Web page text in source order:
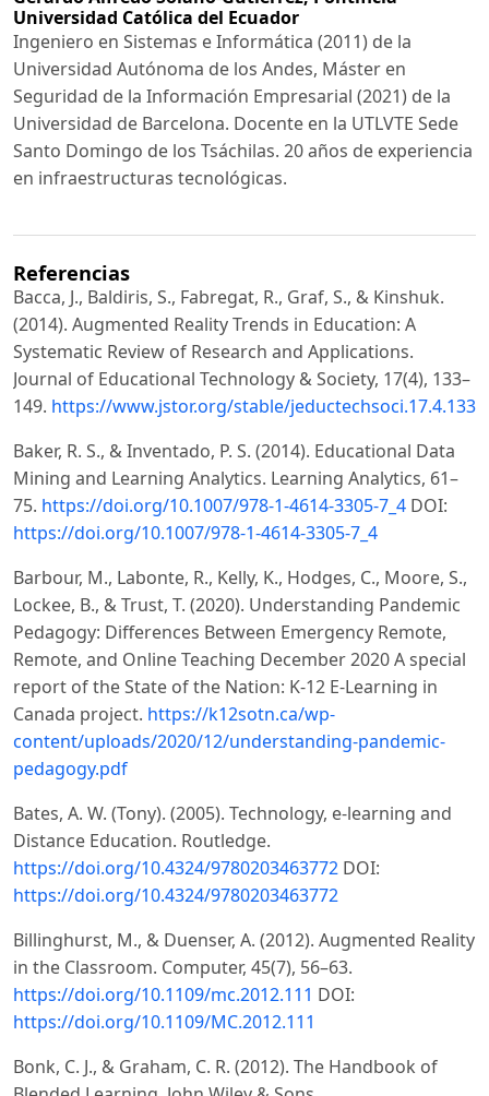
Universidad Católica del Ecuador
Ingeniero en Sistemas e Informática (2011) de la
Universidad Autónoma de los Andes, Máster en
Seguridad de la Información Empresarial (2021) de la
Universidad de Barcelona. Docente en la UTLVTE Sede
Santo Domingo de los Tsáchilas. 20 años de experiencia
en infraestructuras tecnológicas.
Referencias
Bacca, J., Baldiris, S., Fabregat, R., Graf, S., & Kinshuk.
(2014). Augmented Reality Trends in Education: A
Systematic Review of Research and Applications.
Journal of Educational Technology & Society, 17(4), 133–
149. https://www.jstor.org/stable/jeductechsoci.17.4.133
Baker, R. S., & Inventado, P. S. (2014). Educational Data
Mining and Learning Analytics. Learning Analytics, 61–
75. https://doi.org/10.1007/978-1-4614-3305-7_4 DOI:
https://doi.org/10.1007/978-1-4614-3305-7_4
Barbour, M., Labonte, R., Kelly, K., Hodges, C., Moore, S.,
Lockee, B., & Trust, T. (2020). Understanding Pandemic
Pedagogy: Differences Between Emergency Remote,
Remote, and Online Teaching December 2020 A special
report of the State of the Nation: K-12 E-Learning in
Canada project. https://k12sotn.ca/wp-
content/uploads/2020/12/understanding-pandemic-
pedagogy.pdf
Bates, A. W. (Tony). (2005). Technology, e-learning and
Distance Education. Routledge.
https://doi.org/10.4324/9780203463772 DOI:
https://doi.org/10.4324/9780203463772
Billinghurst, M., & Duenser, A. (2012). Augmented Reality
in the Classroom. Computer, 45(7), 56–63.
https://doi.org/10.1109/mc.2012.111 DOI:
https://doi.org/10.1109/MC.2012.111
Bonk, C. J., & Graham, C. R. (2012). The Handbook of